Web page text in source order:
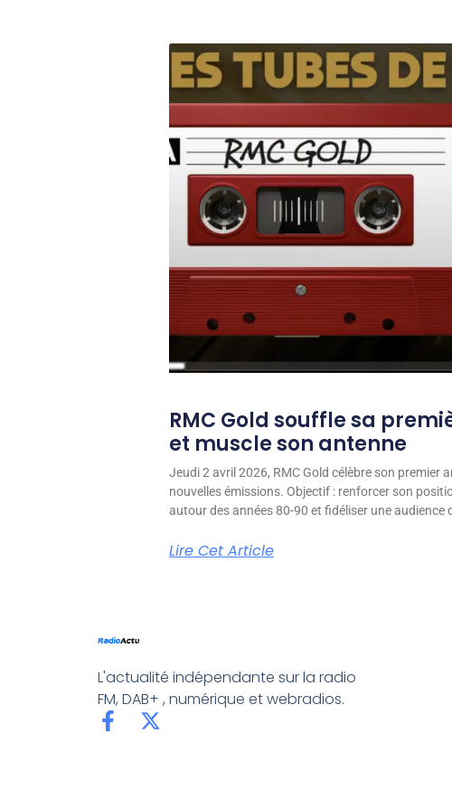
RMC Gold souffle sa
et muscle son antenne
Jeudi 2 avril 2026, RMC Gold célèbre son premier
nouvelles émissions. Objectif : renforcer son
autour des années 80-90 et fidéliser une audience
Lire Cet Article
L'actualité indépendante sur la radio
FM, DAB+ , numérique et webradios.